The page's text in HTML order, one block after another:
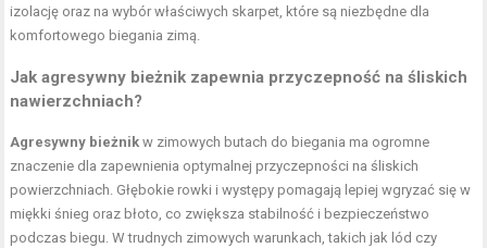
izolację oraz na wybór właściwych skarpet, które są niezbędne dla
komfortowego biegania zimą.
Jak agresywny bieżnik zapewnia przyczepność na śliskich
nawierzchniach?
Agresywny bieżnik w zimowych butach do biegania ma ogromne
znaczenie dla zapewnienia optymalnej przyczepności na śliskich
powierzchniach. Głębokie rowki i występy pomagają lepiej wgryzać się w
miękki śnieg oraz błoto, co zwiększa stabilność i bezpieczeństwo
podczas biegu. W trudnych zimowych warunkach, takich jak lód czy